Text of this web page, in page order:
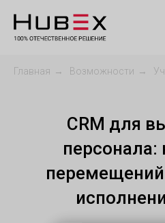
Главная → Возможности →
CRM для
персонала:
перемещений